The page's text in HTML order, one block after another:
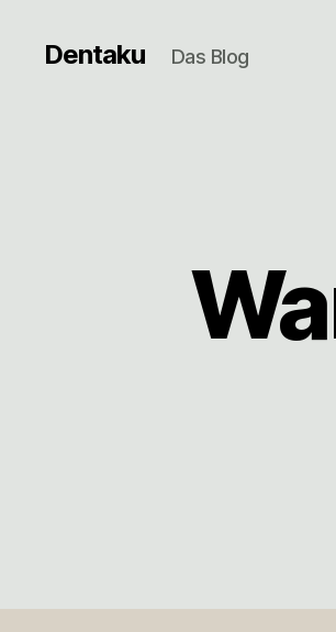
Dentaku Das Blog